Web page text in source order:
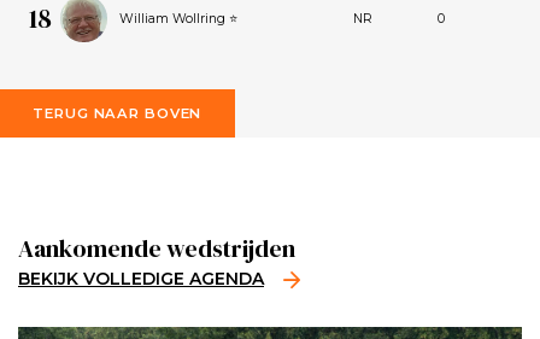
18 William Wollring ⭐ NR 0
TERUG NAAR BOVEN
Aankomende wedstrijden
BEKIJK VOLLEDIGE AGENDA